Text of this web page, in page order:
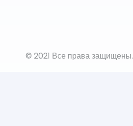
© 2021 Все права защищены.